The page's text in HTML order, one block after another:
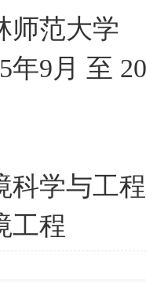
师范大学
年9月 至
科学与工程
工程